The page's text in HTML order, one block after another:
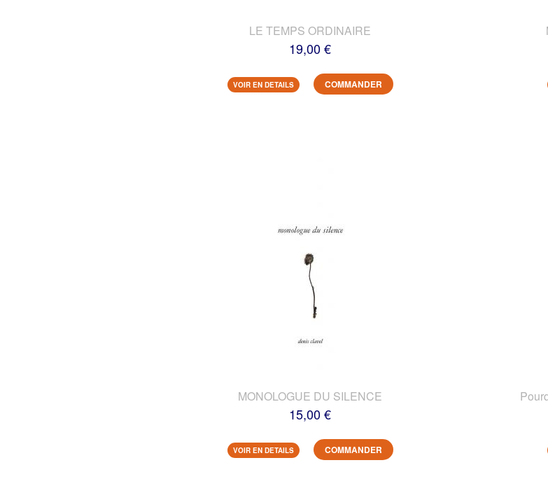
LE TEMPS ORDINAIRE
19,00 €
VOIR EN DETAILS COMMANDER
MONOLOGUE DU SILENCE
15,00 €
VOIR EN DETAILS COMMANDER